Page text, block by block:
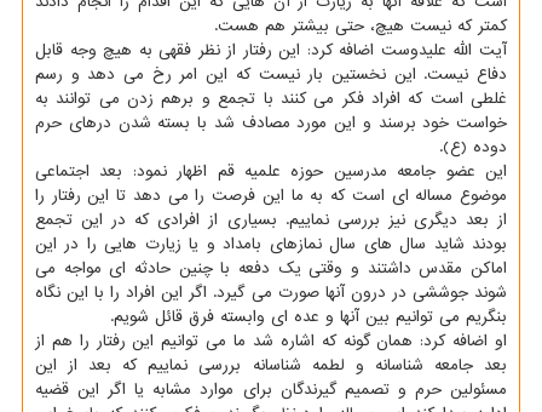
كمتر كه نیست هیچ، حتی بیشتر هم هست.
آیت الله علیدوست اضافه كرد: این رفتار از نظر فقهی به هیچ وجه قابل
دفاع نیست. این نخستین بار نیست كه این امر رخ می دهد و رسم
غلطی است كه افراد فكر می كنند با تجمع و برهم زدن می توانند به
خواست خود برسند و این مورد مصادف شد با بسته شدن درهای حرم
دوده (ع).
این عضو جامعه مدرسین حوزه علمیه قم اظهار نمود: بعد اجتماعی
موضوع مساله ای است كه به ما این فرصت را می دهد تا این رفتار را
از بعد دیگری نیز بررسی نماییم. بسیاری از افرادی كه در این تجمع
بودند شاید سال های سال نمازهای بامداد و یا زیارت هایی را در این
اماكن مقدس داشتند و وقتی یك دفعه با چنین حادثه ای مواجه می
شوند جوششی در درون آنها صورت می گیرد. اگر این افراد را با این نگاه
بنگریم می توانیم بین آنها و عده ای وابسته فرق قائل شویم.
او اضافه كرد: همان گونه كه اشاره شد ما می توانیم این رفتار را هم از
بعد جامعه شناسانه و لطمه شناسانه بررسی نماییم كه بعد از این
مسئولین حرم و تصمیم گیرندگان برای موارد مشابه یا اگر این قضیه